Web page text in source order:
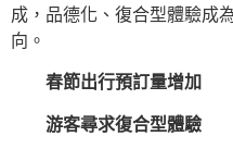
成，品德化、復合型體驗成
向。
春節出行預訂量增加
游客尋求復合型體驗